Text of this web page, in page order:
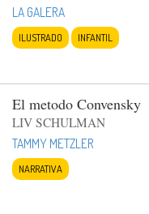
LA GALERA
ILUSTRADO INFANTIL
El metodo Convensky
LIV SCHULMAN
TAMMY METZLER
NARRATIVA